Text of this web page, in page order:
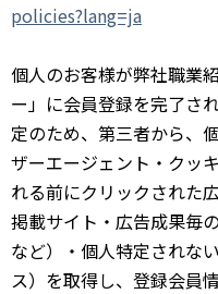
policies?lang=ja
個人のお客様が弊社職業
ー」に会員登録を完了さ
定のため、第三者から、
ザーエージェント・クッ
れる前にクリックされた
掲載サイト・広告成果毎
など）・個人特定されな
ス）を取得し、登録会員